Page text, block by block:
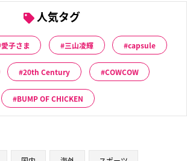
人気タグ
愛子さま 三山凌輝 capsule
20th Century COWCOW
BUMP OF CHICKEN